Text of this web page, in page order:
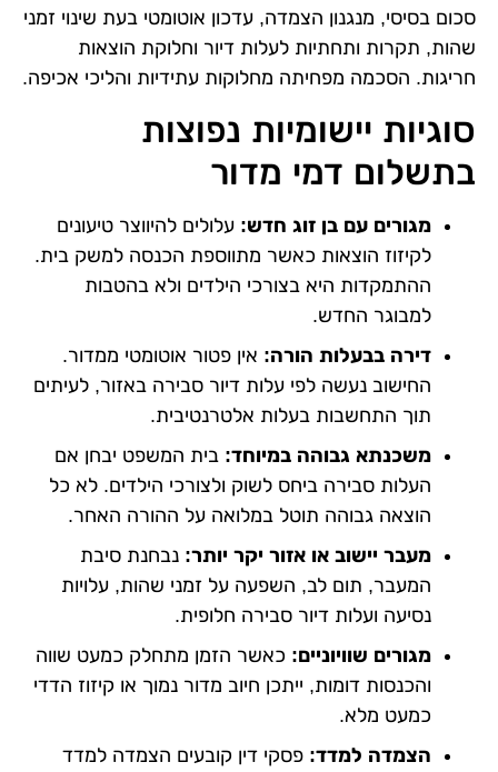
סכום בסיסי, מנגנון הצמדה, עדכון אוטומטי בעת שינוי זמני
שהות, תקרות ותחתיות לעלות דיור וחלוקת הוצאות
חריגות. הסכמה מפחיתה מחלוקות עתידיות והליכי אכיפה.
סוגיות יישומיות נפוצות
בתשלום דמי מדור
מגורים עם בן זוג חדש: עלולים להיווצר טיעונים
לקיזוז הוצאות כאשר מתווספת הכנסה למשק בית.
ההתמקדות היא בצורכי הילדים ולא בהטבות
למבוגר החדש.
דירה בבעלות הורה: אין פטור אוטומטי ממדור.
החישוב נעשה לפי עלות דיור סבירה באזור, לעיתים
תוך התחשבות בעלות אלטרנטיבית.
משכנתא גבוהה במיוחד: בית המשפט יבחן אם
העלות סבירה ביחס לשוק ולצורכי הילדים. לא כל
הוצאה גבוהה תוטל במלואה על ההורה האחר.
מעבר יישוב או אזור יקר יותר: נבחנת סיבת
המעבר, תום לב, השפעה על זמני שהות, עלויות
נסיעה ועלות דיור סבירה חלופית.
מגורים שוויוניים: כאשר הזמן מתחלק כמעט שווה
והכנסות דומות, ייתכן חיוב מדור נמוך או קיזוז הדדי
כמעט מלא.
הצמדה למדד: פסקי דין קובעים הצמדה למדד